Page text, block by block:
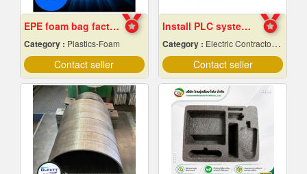
EPE foam bag factory, Chon Buri
Category : Plastics-Foam
Contact seller
Install PLC system Rayong
Category : Electric Contractors-Industrial & Residential
Contact seller